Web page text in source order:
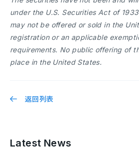
under the U.S. Securities Act of
may not be offered or sold in the
registration or an applicable
requirements. No public offering of
place in the United States.
返回列表
Latest News